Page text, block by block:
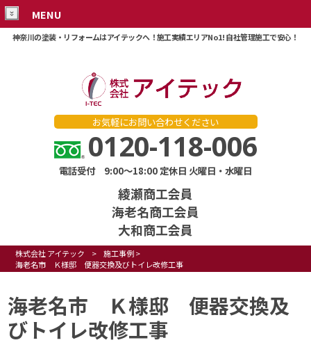
神奈川の塗装・リフォームはアイテックへ！施工実績エリアNo1! 自社管理施工で安心！
お気軽にお問い合わせください
0120-118-006
電話受付 9:00～18:00 定休日 火曜日・水曜日
綾瀬商工会員
海老名商工会員
大和商工会員
MENU
株式会社 アイテック > 施工事例>
海老名市 Ｋ様邸 便器交換及びトイレ改修工事
海老名市 Ｋ様邸 便器交換及
びトイレ改修工事